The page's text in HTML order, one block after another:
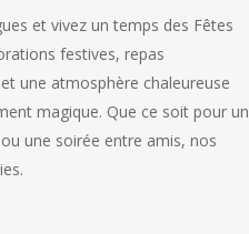
et vivez un temps des Fêtes
festives, repas
une atmosphère chaleureuse
magique. Que ce soit pour un
une soirée entre amis, nos